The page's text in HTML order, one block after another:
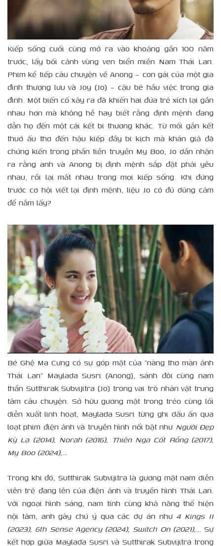
Kiếp sống cuối cùng mở ra vào khoảng gần 100 năm
trước, lấy bối cảnh vùng ven biển miền Nam Thái Lan.
Phim kể tiếp câu chuyện về Anong – con gái của một gia
đình thượng lưu và Joy (Jo) – cậu bé hầu việc trong gia
đình. Một biến cố xảy ra đã khiến hai đứa trẻ xích lại gần
nhau hơn mà không hề hay biết rằng định mệnh đang
dẫn họ đến một cái kết bi thương khác. Từ mối gắn kết
thuở ấu thơ đến hậu kiếp đầy bi kịch mà khán giả đã
chứng kiến trong phần tiền truyền My Boo, Jo dần nhận
ra rằng anh và Anong bị định mệnh sắp đặt phải yêu
nhau, rồi lại mất nhau trong mọi kiếp sống. Khi đứng
trước cơ hội viết lại định mệnh, liệu Jo có đủ dũng cảm
để nắm lấy?
Bé Ghệ Ma Cưng có sự góp mặt của “nàng thơ màn ảnh
Thái Lan” Maylada Susri (Anong), sánh đôi cùng nam
thần Sutthirak Subvijitra (Jo) trong vai trò nhân vật trung
tâm câu chuyện. Sở hữu gương mặt trong trẻo cùng lối
diễn xuất linh hoạt, Maylada Susri từng ghi dấu ấn qua
loạt phim điện ảnh và truyền hình nổi bật nhưNgười Đẹp
Kỳ Lạ (2014), Norah (2016), Thiên Nga Cốt Rồng (2017),
My Boo (2024),…
Trong khi đó, Sutthirak Subvijitra là gương mặt nam diễn
viên trẻ đang lên của điện ảnh và truyền hình Thái Lan.
Với ngoại hình sáng, nam tính cùng khả năng thể hiện
nội tâm, anh gây chú ý qua các dự án như 4 Kings II
(2023), 6th Sense Agency (2024), Switch On (2021),… Sự
kết hợp giữa Maylada Susri và Sutthirak Subvijitra trong